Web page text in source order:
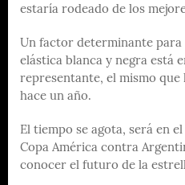
estaría rodeado de los
Un factor determinante para
elástica blanca y negra está
representante, el mismo que
hace un año.
El tiempo se agota, será en
Copa América contra
conocer el futuro de la